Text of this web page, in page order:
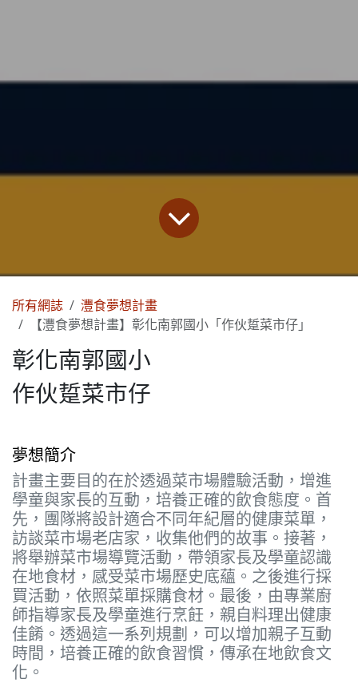
所有網誌
灃食夢想計畫
【灃食夢想計畫】彰化南郭國小「作伙踅菜市仔」
彰化南郭國小
作伙踅菜市仔
夢想簡介
計畫主要目的在於透過菜市場體驗活動，增進
學童與家長的互動，培養正確的飲食態度。首
先，團隊將設計適合不同年紀層的健康菜單，
訪談菜市場老店家，收集他們的故事。接著，
將舉辦菜市場導覽活動，帶領家長及學童認識
在地食材，感受菜市場歷史底蘊。之後進行採
買活動，依照菜單採購食材。最後，由專業廚
師指導家長及學童進行烹飪，親自料理出健康
佳餚。透過這一系列規劃，可以增加親子互動
時間，培養正確的飲食習慣，傳承在地飲食文
化。